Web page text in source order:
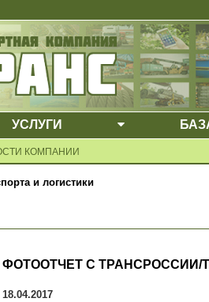
МЕНЮ
УСЛУГИ
КОМПАНИИ
и логистики
ФОТООТЧЕТ С ТРАНСРОССИИ/
18.04.2017